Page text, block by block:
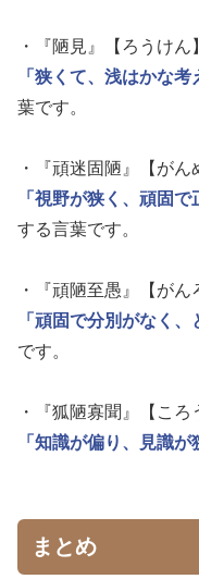
・『陋見』【ろうけん】
「狭くて、浅はかな考
葉です。
・『頑迷固陋』【がん
「視野が狭く、頑固
する言葉です。
・『頑陋至愚』【がん
「頑固で分別がなく、
です。
・『狐陋寡聞』【ころ
「知識が偏り、見識が
まとめ